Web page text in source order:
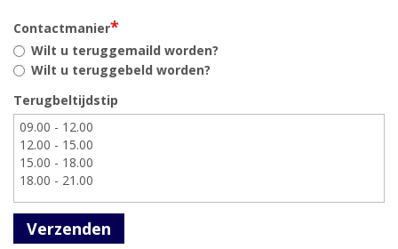
Contactmanier*
Wilt u teruggemaild worden?
Wilt u teruggebeld worden?
Terugbeltijdstip
Verzenden